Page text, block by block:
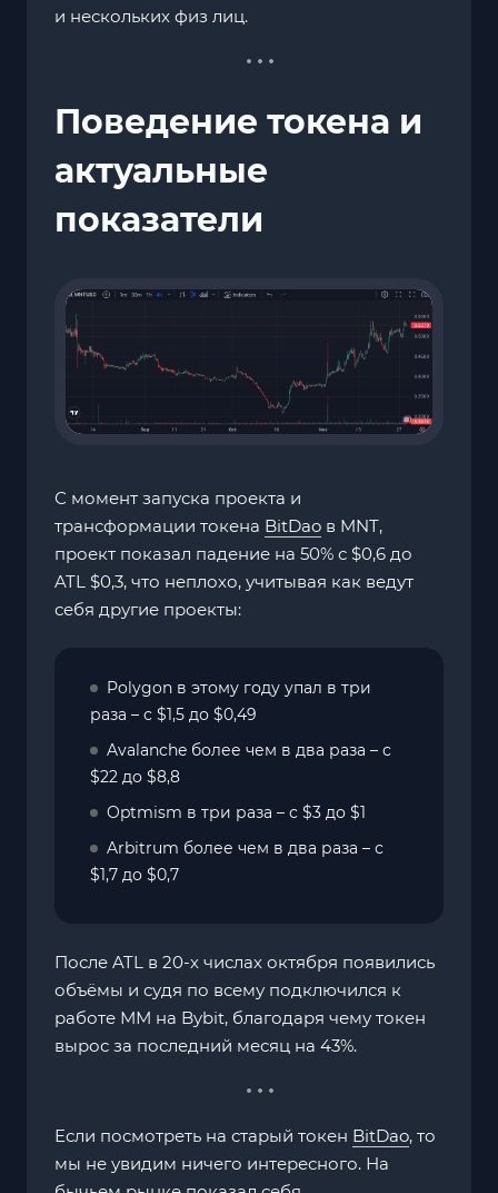
и нескольких физ лиц.
Поведение токена и
актуальные
показатели
С момент запуска проекта и
трансформации токена BitDao в MNT,
проект показал падение на 50% с $0,6 до
ATL $0,3, что неплохо, учитывая как ведут
себя другие проекты:
Polygon в этому году упал в три
раза – с $1,5 до $0,49
Avalanche более чем в два раза – с
$22 до $8,8
Optmism в три раза – с $3 до $1
Arbitrum более чем в два раза – с
$1,7 до $0,7
После ATL в 20-х числах октября появились
объёмы и судя по всему подключился к
работе ММ на Bybit, благодаря чему токен
вырос за последний месяц на 43%.
Если посмотреть на старый токен BitDao, то
мы не увидим ничего интересного. На